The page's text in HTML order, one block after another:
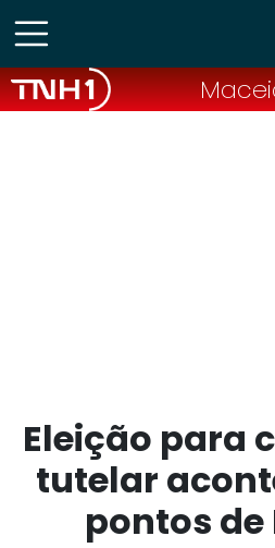
Eleição para
tutelar
pontos de